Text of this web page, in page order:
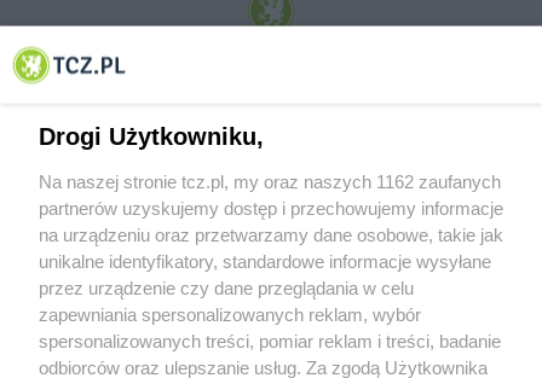
© 2001-2026 Tczew - TCZ.PL Sp. z o.o. Internetowy Serwis Informacyjny Miasta
O FIRMIE POLITYKA PRYWATNOŚCI HOSTING
REKLAMA WSPÓŁPRACA RSS FACEBOOK KONTAKT
Drogi Użytkowniku,
Na naszej stronie tcz.pl, my oraz naszych 1162 zaufanych
partnerów uzyskujemy dostęp i przechowujemy informacje
na urządzeniu oraz przetwarzamy dane osobowe, takie jak
unikalne identyfikatory, standardowe informacje wysyłane
przez urządzenie czy dane przeglądania w celu
zapewniania spersonalizowanych reklam, wybór
spersonalizowanych treści, pomiar reklam i treści, badanie
odbiorców oraz ulepszanie usług. Za zgodą Użytkownika